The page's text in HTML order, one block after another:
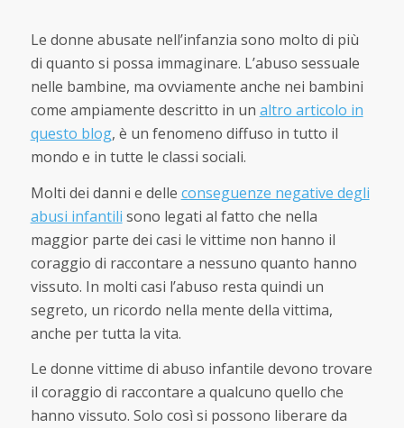
Le donne abusate nell’infanzia sono molto di più
di quanto si possa immaginare. L’abuso sessuale
nelle bambine, ma ovviamente anche nei bambini
come ampiamente descritto in un altro articolo in
questo blog, è un fenomeno diffuso in tutto il
mondo e in tutte le classi sociali.
Molti dei danni e delle conseguenze negative degli
abusi infantili sono legati al fatto che nella
maggior parte dei casi le vittime non hanno il
coraggio di raccontare a nessuno quanto hanno
vissuto. In molti casi l’abuso resta quindi un
segreto, un ricordo nella mente della vittima,
anche per tutta la vita.
Le donne vittime di abuso infantile devono trovare
il coraggio di raccontare a qualcuno quello che
hanno vissuto. Solo così si possono liberare da